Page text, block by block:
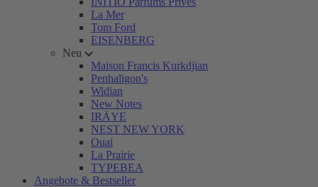
La Mer
Tom Ford
EISENBERG
Neu
Maison Francis Kurkdjian
Penhaligon's
Widian
New Notes
IRÄYE
NEST NEW YORK
Ouai
La Prairie
TYPEBEA
Angebote & Bestseller